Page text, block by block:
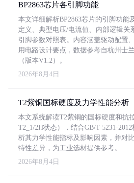
BP2863芯片各引脚功能
本文详细解析BP2863芯片的引脚功能
定义、典型电压/电流值、内部逻辑关
引脚参数对照表。内容涵盖驱动配置
用电路设计要点，数据参考自杭州士
（版本V1.2）。
2026年8月4日
T2紫铜国标硬度及力学性能分析
本文系统解读T2紫铜的国标硬度和抗
T2_1/2H状态），结合GB/T 5231-
析其力学性能指标及影响因素，并对
特性差异，为工业选材提供参考。
2026年8月4日